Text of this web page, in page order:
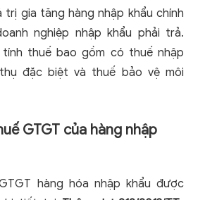
trị gia tăng hàng nhập khẩu chính
nghiệp nhập khẩu phải trả.
thuế bao gồm có thuế nhập
đặc biệt và thuế bảo vệ môi
GTGT của hàng nhập
hàng hóa nhập khẩu được